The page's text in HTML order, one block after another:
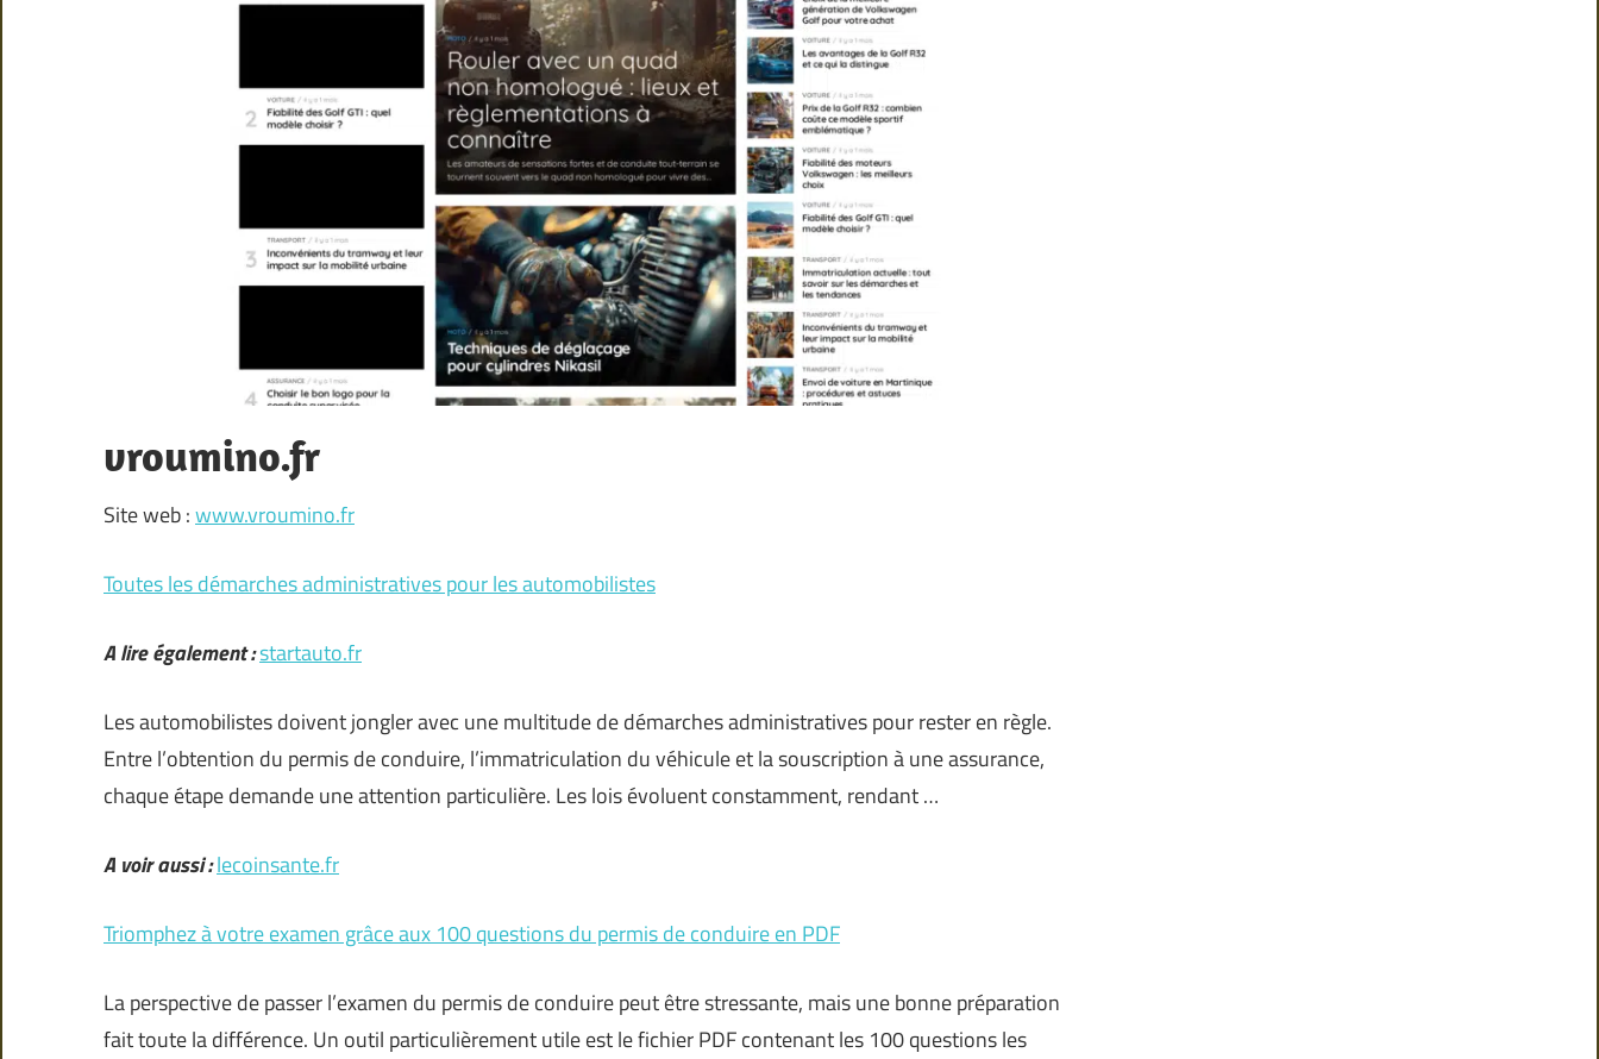
vroumino.fr
Site web :www.vroumino.fr
Toutes les démarches administratives pour les automobilistes
A lire également :startauto.fr
Les automobilistes doivent jongler avec une multitude de démarches administratives pour rester en règle.
Entre l’obtention du permis de conduire, l’immatriculation du véhicule et la souscription à une assurance,
chaque étape demande une attention particulière. Les lois évoluent constamment, rendant …
A voir aussi :lecoinsante.fr
Triomphez à votre examen grâce aux 100 questions du permis de conduire en PDF
La perspective de passer l’examen du permis de conduire peut être stressante, mais une bonne préparation
fait toute la différence. Un outil particulièrement utile est le fichier PDF contenant les 100 questions les